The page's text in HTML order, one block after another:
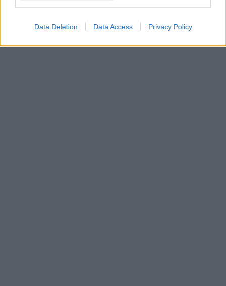
Data Deletion Data Access Privacy Policy